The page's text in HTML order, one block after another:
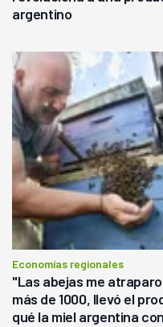
argentino
Economías regionales
"Las abejas me
más de 1000, llevó el
qué la miel argentina